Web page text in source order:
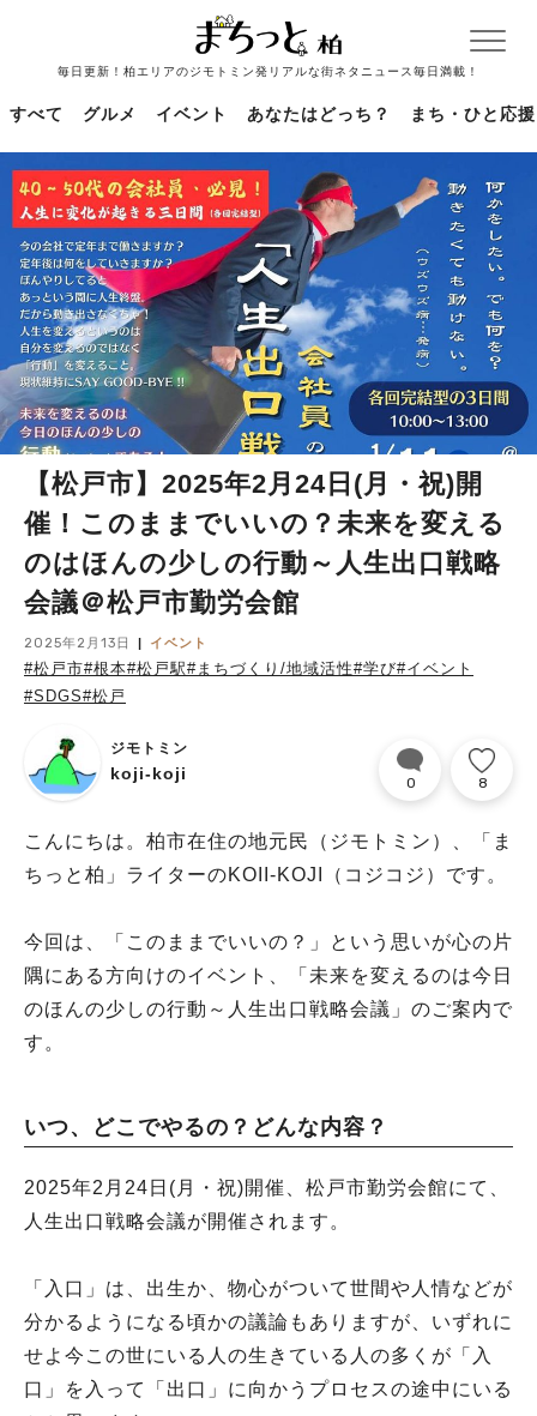
毎日更新！柏エリアのジモトミン発リアルな街ネタニュース毎日満載！
すべて グルメ イベント あなたはどっち？ まち・ひと応援
【松戸市】2025年2月24日(月・祝)開
催！このままでいいの？未来を変える
のはほんの少しの行動～人生出口戦略
会議＠松戸市勤労会館
2025年2月13日 イベント
#松戸市#根本#松戸駅#まちづくり/地域活性#学び#イベント
#SDGS#松戸
ジモトミン
koji-koji 0 8
こんにちは。柏市在住の地元民（ジモトミン）、「ま
ちっと柏」ライターのKOII-KOJI（コジコジ）です。
今回は、「このままでいいの？」という思いが心の片
隅にある方向けのイベント、「未来を変えるのは今日
のほんの少しの行動～人生出口戦略会議」のご案内で
す。
いつ、どこでやるの？どんな内容？
2025年2月24日(月・祝)開催、松戸市勤労会館にて、
人生出口戦略会議が開催されます。
「入口」は、出生か、物心がついて世間や人情などが
分かるようになる頃かの議論もありますが、いずれに
せよ今この世にいる人の生きている人の多くが「入
口」を入って「出口」に向かうプロセスの途中にいる